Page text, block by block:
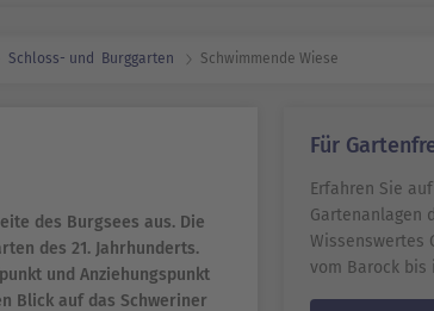
Schloss- und ­ Burggarten Schwimmende Wiese
des Burgsees aus. Die
des 21. Jahrhunderts.
und Anziehungspunkt
Blick auf das Schweriner
Für
Erfahren Sie
Gartenanlagen
Wissenswertes
vom Barock bis